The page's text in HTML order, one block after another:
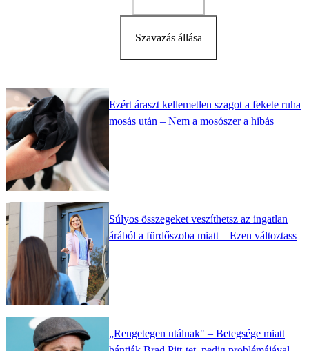
Szavazás állása
Ezért áraszt kellemetlen szagot a fekete ruha
mosás után – Nem a mosószer a hibás
Súlyos összegeket veszíthetsz az ingatlan
árából a fürdőszoba miatt – Ezen változtass
„Rengetegen utálnak" – Betegsége miatt